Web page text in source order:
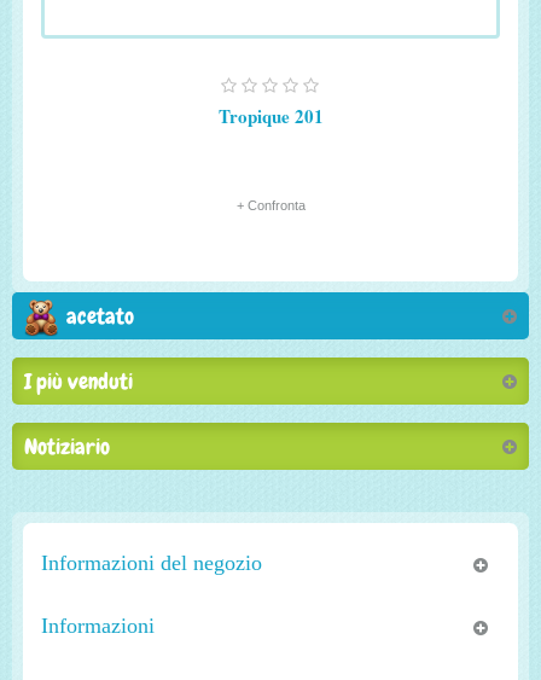
Tropique 201
+ Confronta
acetato
I più venduti
Notiziario
Informazioni del negozio
Informazioni